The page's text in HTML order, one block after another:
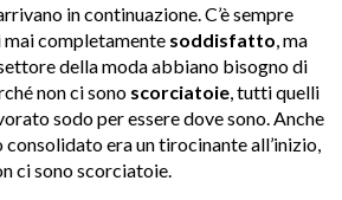
in continuazione. C’è sempre
mai completamente soddisfatto, ma
della moda abbiano bisogno di
non ci sono scorciatoie, tutti quelli
sodo per essere dove sono. Anche
era un tirocinante all’inizio,
ci sono scorciatoie.